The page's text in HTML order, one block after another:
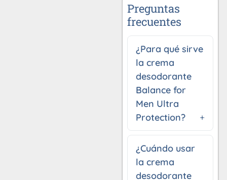
Preguntas
frecuentes
¿Para qué sirve
la crema
desodorante
Balance for
Men Ultra
Protection?
¿Cuándo usar
la crema
desodorante